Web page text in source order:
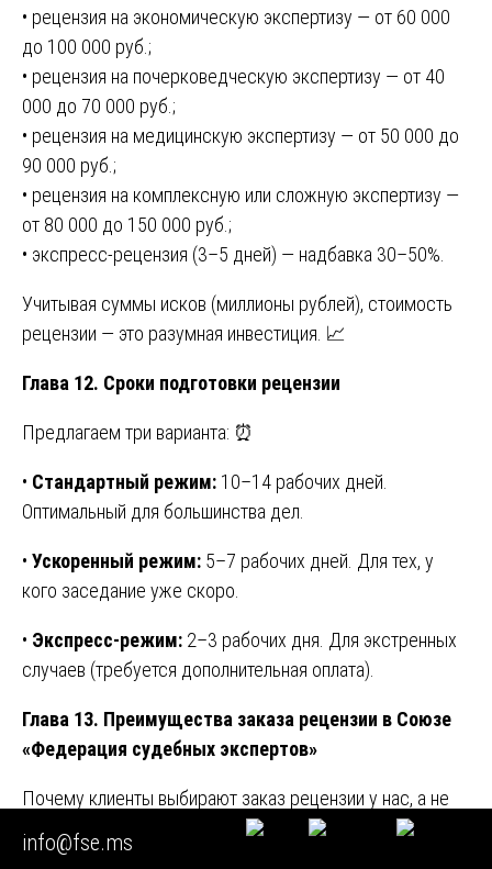
• рецензия на экономическую экспертизу — от 60 000
до 100 000 руб.;
• рецензия на почерковедческую экспертизу — от 40
000 до 70 000 руб.;
• рецензия на медицинскую экспертизу — от 50 000 до
90 000 руб.;
• рецензия на комплексную или сложную экспертизу —
от 80 000 до 150 000 руб.;
• экспресс-рецензия (3–5 дней) — надбавка 30–50%.
Учитывая суммы исков (миллионы рублей), стоимость
рецензии — это разумная инвестиция. 📈
Глава 12. Сроки подготовки рецензии
Предлагаем три варианта: ⏰
• Стандартный режим: 10–14 рабочих дней.
Оптимальный для большинства дел.
• Ускоренный режим: 5–7 рабочих дней. Для тех, у
кого заседание уже скоро.
• Экспресс-режим: 2–3 рабочих дня. Для экстренных
случаев (требуется дополнительная оплата).
Глава 13. Преимущества заказа рецензии в Союзе
«Федерация судебных экспертов»
Почему клиенты выбирают заказ рецензии у нас, а не
пытаются заполнить образец самостоятельно: 🌟
info@fse.ms